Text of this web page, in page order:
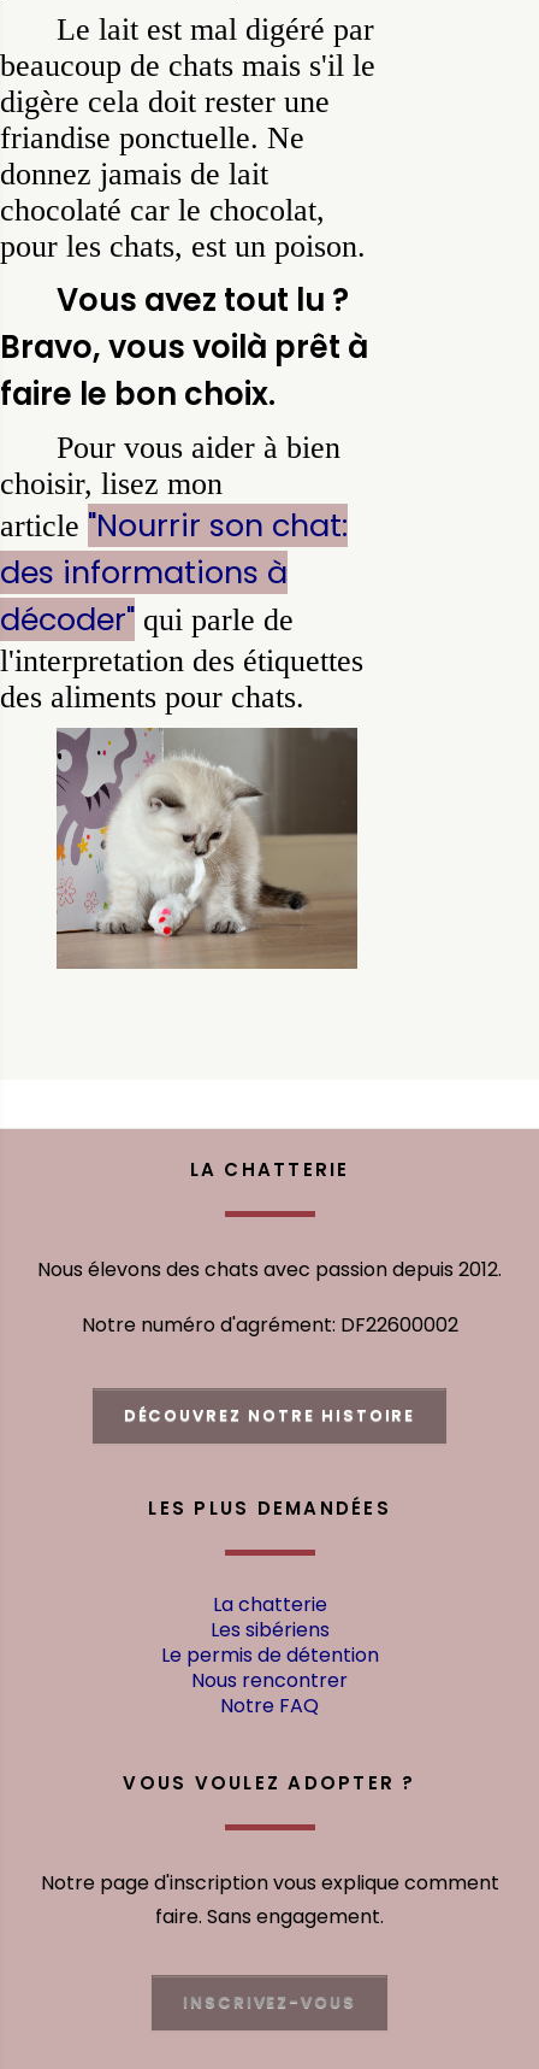
Le lait est mal digéré par
beaucoup de chats mais s'il le
digère cela doit rester une
friandise ponctuelle. Ne
donnez jamais de lait
chocolaté car le chocolat,
pour les chats, est un poison.
Vous avez tout lu ?
Bravo, vous voilà prêt à
faire le bon choix.
Pour vous aider à bien
choisir, lisez mon
article "Nourrir son chat:
des informations à
décoder" qui parle de
l'interpretation des étiquettes
des aliments pour chats.
LA CHATTERIE
Nous élevons des chats avec passion depuis 2012.
Notre numéro d'agrément: DF22600002
DÉCOUVREZ NOTRE HISTOIRE
LES PLUS DEMANDÉES
La chatterie
Les sibériens
Le permis de détention
Nous rencontrer
Notre FAQ
VOUS VOULEZ ADOPTER ?
Notre page d'inscription vous explique comment
faire. Sans engagement.
INSCRIVEZ-VOUS